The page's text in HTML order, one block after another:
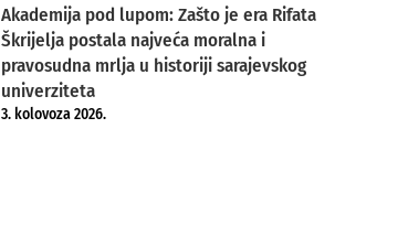
Akademija pod lupom: Zašto je era Rifata
Škrijelja postala najveća moralna i
pravosudna mrlja u historiji sarajevskog
univerziteta
3. kolovoza 2026.